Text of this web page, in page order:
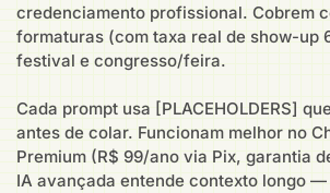
credenciamento profissional. Cobrem
formaturas (com taxa real de show-up
festival e congresso/feira.
Cada prompt usa [PLACEHOLDERS]
antes de colar. Funcionam melhor no
Premium (R$ 99/ano via Pix, garantia
IA avançada entende contexto longo